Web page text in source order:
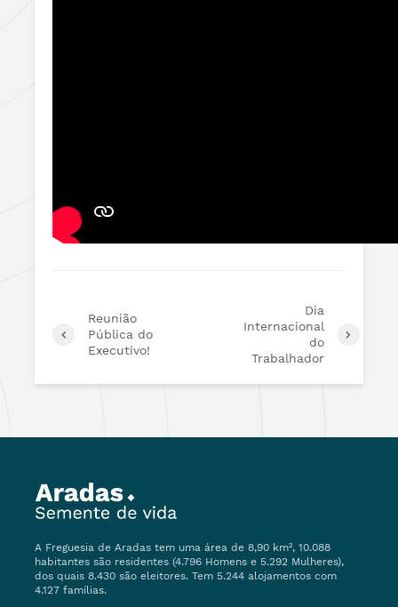
Reunião
Pública do
Executivo!
Dia
Internacional
do
Trabalhador
A Freguesia de Aradas tem uma área de 8,90 km², 10.088
habitantes são residentes (4.796 Homens e 5.292 Mulheres),
dos quais 8.430 são eleitores. Tem 5.244 alojamentos com
4.127 famílias.